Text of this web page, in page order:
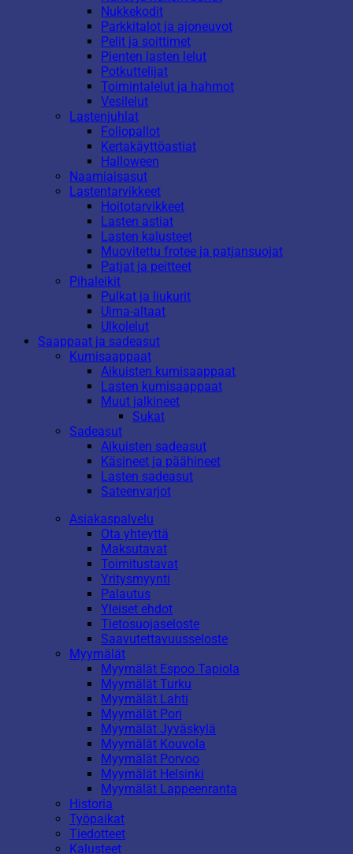
Nukkekodit
Parkkitalot ja ajoneuvot
Pelit ja soittimet
Pienten lasten lelut
Potkuttelijat
Toimintalelut ja hahmot
Vesilelut
Lastenjuhlat
Foliopallot
Kertakäyttöastiat
Halloween
Naamiaisasut
Lastentarvikkeet
Hoitotarvikkeet
Lasten astiat
Lasten kalusteet
Muovitettu frotee ja patjansuojat
Patjat ja peitteet
Pihaleikit
Pulkat ja liukurit
Uima-altaat
Ulkolelut
Saappaat ja sadeasut
Kumisaappaat
Aikuisten kumisaappaat
Lasten kumisaappaat
Muut jalkineet
Sukat
Sadeasut
Aikuisten sadeasut
Käsineet ja päähineet
Lasten sadeasut
Sateenvarjot
Asiakaspalvelu
Ota yhteyttä
Maksutavat
Toimitustavat
Yritysmyynti
Palautus
Yleiset ehdot
Tietosuojaseloste
Saavutettavuusseloste
Myymälät
Myymälät Espoo Tapiola
Myymälät Turku
Myymälät Lahti
Myymälät Pori
Myymälät Jyväskylä
Myymälät Kouvola
Myymälät Porvoo
Myymälät Helsinki
Myymälät Lappeenranta
Historia
Työpaikat
Tiedotteet
Kalusteet